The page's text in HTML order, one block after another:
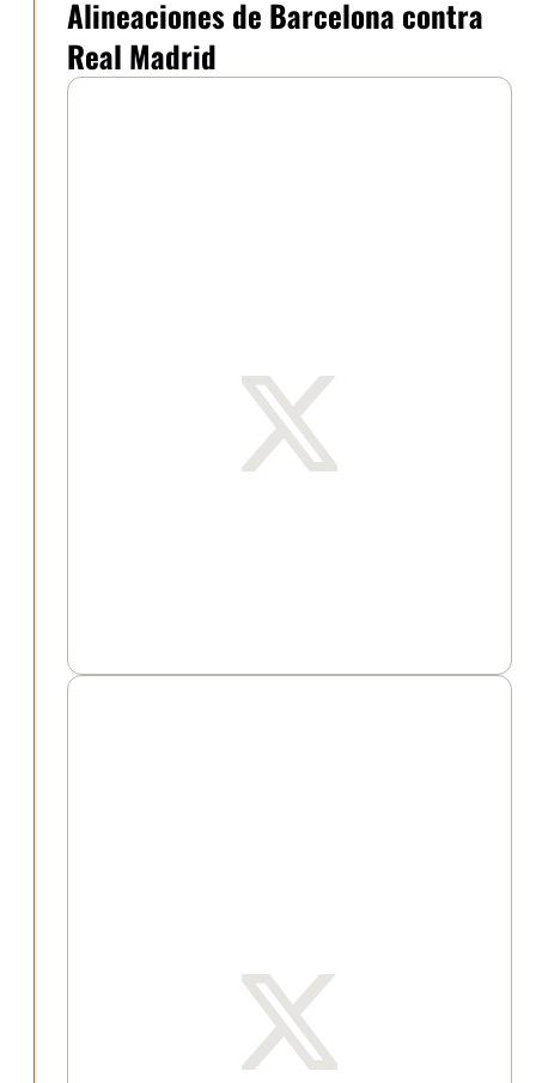
Alineaciones de Barcelona contra
Real Madrid